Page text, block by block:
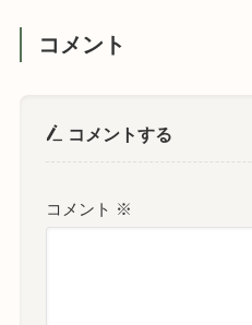
コメント
コメントする
コメント ※